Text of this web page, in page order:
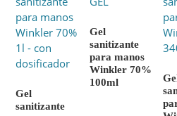
Gel
sanitizante
Gel
sanitizante
para manos
Winkler 70%
100ml